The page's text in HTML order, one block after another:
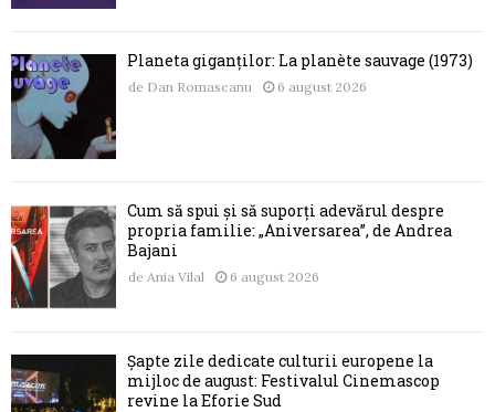
Planeta giganților: La planète sauvage (1973)
de Dan Romascanu 6 august 2026
Cum să spui și să suporți adevărul despre
propria familie: „Aniversarea”, de Andrea
Bajani
de Ania Vilal 6 august 2026
Șapte zile dedicate culturii europene la
mijloc de august: Festivalul Cinemascop
revine la Eforie Sud